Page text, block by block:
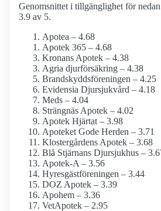
Genomsnittet i tillgänglighet för
3.9 av 5.
Apotea – 4.68
Apotek 365 – 4.68
Kronans Apotek – 4.38
Agria djurförsäkring – 4.38
Brandskyddsföreningen – 4.25
Evidensia Djursjukvård – 4.18
Meds – 4.04
Strängnäs Apotek – 4.02
Apotek Hjärtat – 3.98
Apoteket Gode Herden – 3.71
Klostergårdens Apotek – 3.68
Blå Stjärnans Djursjukhus –
Apotek-A – 3.56
Hyresgästföreningen – 3.44
DOZ Apotek – 3.39
Apohem – 3.36
VetApotek – 2.95